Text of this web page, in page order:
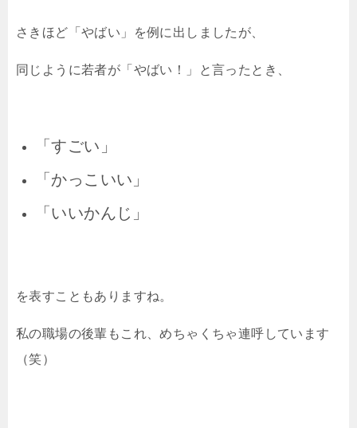
さきほど「やばい」を例に出しましたが、
同じように若者が「やばい！」と言ったとき、
「すごい」
「かっこいい」
「いいかんじ」
を表すこともありますね。
私の職場の後輩もこれ、めちゃくちゃ連呼しています
（笑）